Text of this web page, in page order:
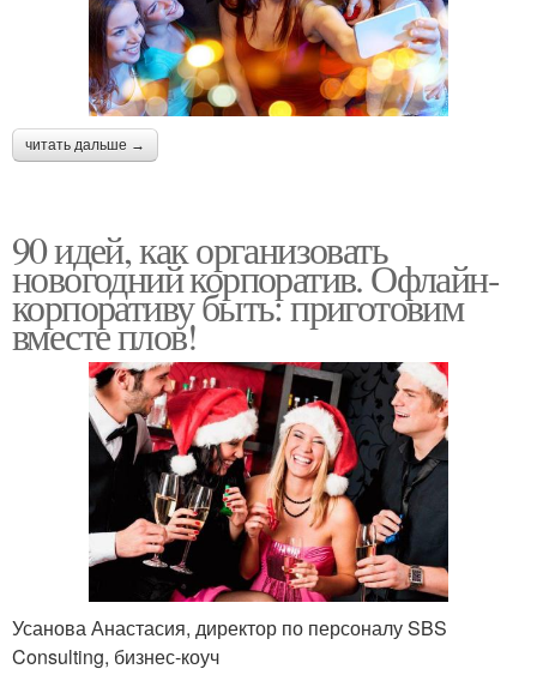
читать дальше →
90 идей, как организовать
новогодний корпоратив. Офлайн-
корпоративу быть: приготовим
вместе плов!
Усанова Анастасия, директор по персоналу SBS
Consulting, бизнес-коуч